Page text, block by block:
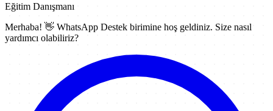
Eğitim Danışmanı
Merhaba! 👋 WhatsApp Destek birimine hoş geldiniz. Size nasıl
yardımcı olabiliriz?